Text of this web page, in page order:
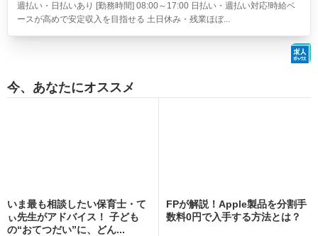
週払い・日払いあり [勤務時間] 08:00～17:00 日払い・週払い対応!時給ベ
ースが高めで安定収入を目指せる 土日休み・残業ほぼ...
今、あなたにオススメ
いま最も相談したい保育士・て
ぃ先生がアドバイス！ 子ども
の“おてつだい”に、どん...
FPが解説！Apple製品を分割手
数料0円で入手する方法とは？